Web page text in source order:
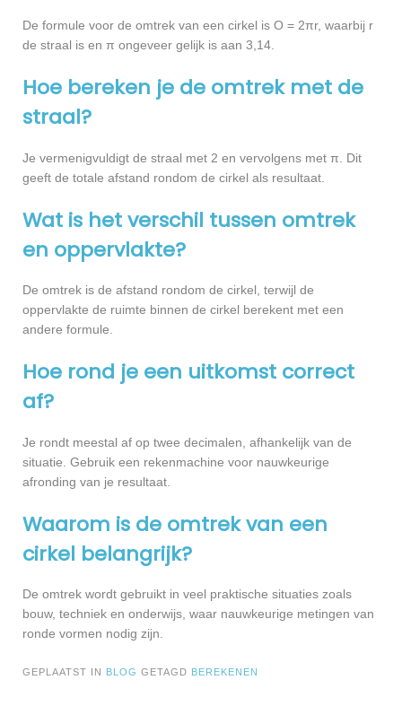
De formule voor de omtrek van een cirkel is O = 2πr, waarbij r
de straal is en π ongeveer gelijk is aan 3,14.
Hoe bereken je de omtrek met de
straal?
Je vermenigvuldigt de straal met 2 en vervolgens met π. Dit
geeft de totale afstand rondom de cirkel als resultaat.
Wat is het verschil tussen omtrek
en oppervlakte?
De omtrek is de afstand rondom de cirkel, terwijl de
oppervlakte de ruimte binnen de cirkel berekent met een
andere formule.
Hoe rond je een uitkomst correct
af?
Je rondt meestal af op twee decimalen, afhankelijk van de
situatie. Gebruik een rekenmachine voor nauwkeurige
afronding van je resultaat.
Waarom is de omtrek van een
cirkel belangrijk?
De omtrek wordt gebruikt in veel praktische situaties zoals
bouw, techniek en onderwijs, waar nauwkeurige metingen van
ronde vormen nodig zijn.
GEPLAATST IN BLOG GETAGD BEREKENEN